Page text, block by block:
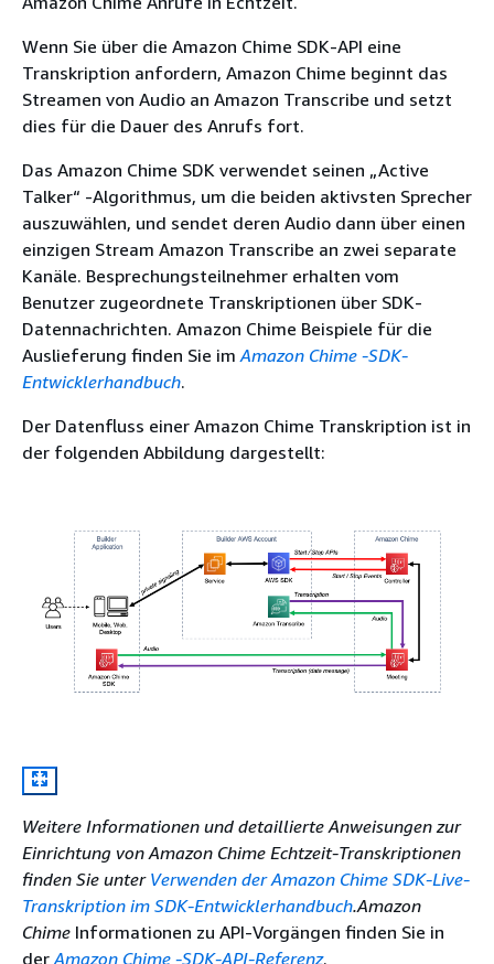
Wenn Sie über die Amazon Chime SDK-API eine
Transkription anfordern, Amazon Chime beginnt das
Streamen von Audio an Amazon Transcribe und setzt
dies für die Dauer des Anrufs fort.
Das Amazon Chime SDK verwendet seinen „Active
Talker“ -Algorithmus, um die beiden aktivsten Sprecher
auszuwählen, und sendet deren Audio dann über einen
einzigen Stream Amazon Transcribe an zwei separate
Kanäle. Besprechungsteilnehmer erhalten vom
Benutzer zugeordnete Transkriptionen über SDK-
Datennachrichten. Amazon Chime Beispiele für die
Auslieferung finden Sie imAmazon Chime -SDK-
Entwicklerhandbuch.
Der Datenfluss einer Amazon Chime Transkription ist in
der folgenden Abbildung dargestellt:
Weitere Informationen und detaillierte Anweisungen zur
Einrichtung von Amazon Chime Echtzeit-Transkriptionen
finden Sie unter Verwenden der Amazon Chime SDK-Live-
Transkription im SDK-Entwicklerhandbuch.Amazon
Chime Informationen zu API-Vorgängen finden Sie in
derAmazon Chime -SDK-API-Referenz.